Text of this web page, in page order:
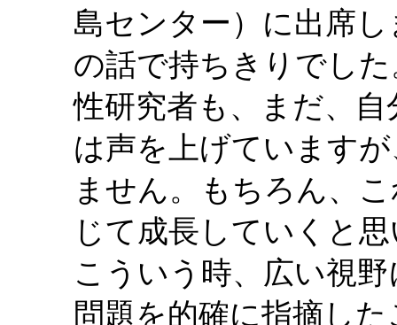
島センター）に出席
の話で持ちきりでし
性研究者も、まだ、
は声を上げています
ません。もちろん、
じて成長していくと
こういう時、広い視
問題を的確に指摘し